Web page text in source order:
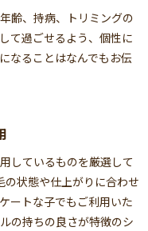
齢、持病、トリミングの
て過ごせるよう、個性に
なることはなんでもお伝
しているものを厳選して
状態や仕上がりに合わせ
ートな子でもご利用いた
の持ちの良さが特徴のシ